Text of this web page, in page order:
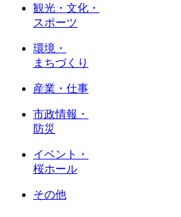
観光・文化・
スポーツ
環境・
まちづくり
産業・仕事
市政情報・
防災
イベント・
桜ホール
その他